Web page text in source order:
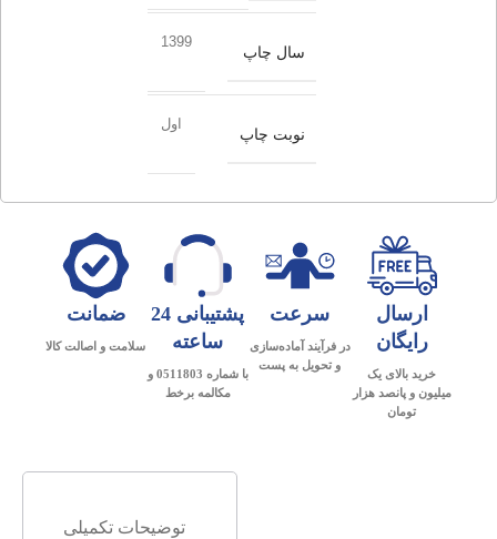
سال چاپ
1399
نوبت چاپ
اول
ارسال
رایگان
خرید بالای یک
میلیون و پانصد هزار
تومان
سرعت
در فرآیند آماده‌سازی
و تحویل به پست
پشتیبانی 24
ساعته
با شماره 0511803 و
مکالمه برخط
ضمانت
سلامت و اصالت کالا
توضیحات تکمیلی